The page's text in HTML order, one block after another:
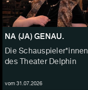
NA (JA) GENAU.
Die Schauspieler*innen
des Theater Delphin
vom 31.07.2026